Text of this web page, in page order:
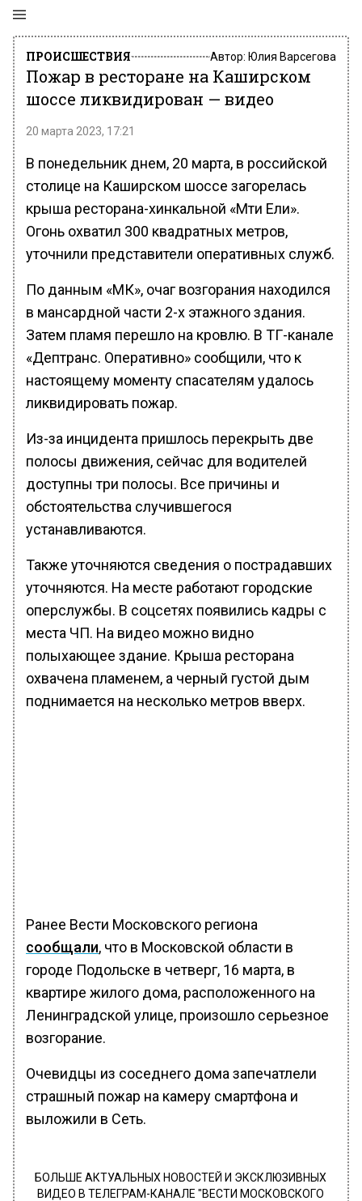
ПРОИСШЕСТВИЯ Автор: Юлия Варсегова
Пожар в ресторане на Каширском
шоссе ликвидирован — видео
20 марта 2023, 17:21
В понедельник днем, 20 марта, в российской
столице на Каширском шоссе загорелась
крыша ресторана-хинкальной «Мти Ели».
Огонь охватил 300 квадратных метров,
уточнили представители оперативных служб.
По данным «МК», очаг возгорания находился
в мансардной части 2-х этажного здания.
Затем пламя перешло на кровлю. В ТГ-канале
«Дептранс. Оперативно» сообщили, что к
настоящему моменту спасателям удалось
ликвидировать пожар.
Из-за инцидента пришлось перекрыть две
полосы движения, сейчас для водителей
доступны три полосы. Все причины и
обстоятельства случившегося
устанавливаются.
Также уточняются сведения о пострадавших
уточняются. На месте работают городские
оперслужбы. В соцсетях появились кадры с
места ЧП. На видео можно видно
полыхающее здание. Крыша ресторана
охвачена пламенем, а черный густой дым
поднимается на несколько метров вверх.
Ранее Вести Московского региона
сообщали, что в Московской области в
городе Подольске в четверг, 16 марта, в
квартире жилого дома, расположенного на
Ленинградской улице, произошло серьезное
возгорание.
Очевидцы из соседнего дома запечатлели
страшный пожар на камеру смартфона и
выложили в Сеть.
БОЛЬШЕ АКТУАЛЬНЫХ НОВОСТЕЙ И ЭКСКЛЮЗИВНЫХ
ВИДЕО В ТЕЛЕГРАМ-КАНАЛЕ "ВЕСТИ МОСКОВСКОГО